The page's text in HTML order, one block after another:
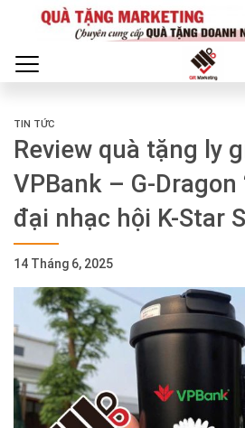
TIN TỨC
Review quà tặng ly
VPBank – G-Dragon
đại nhạc hội K-Star
14 Tháng 6, 2025